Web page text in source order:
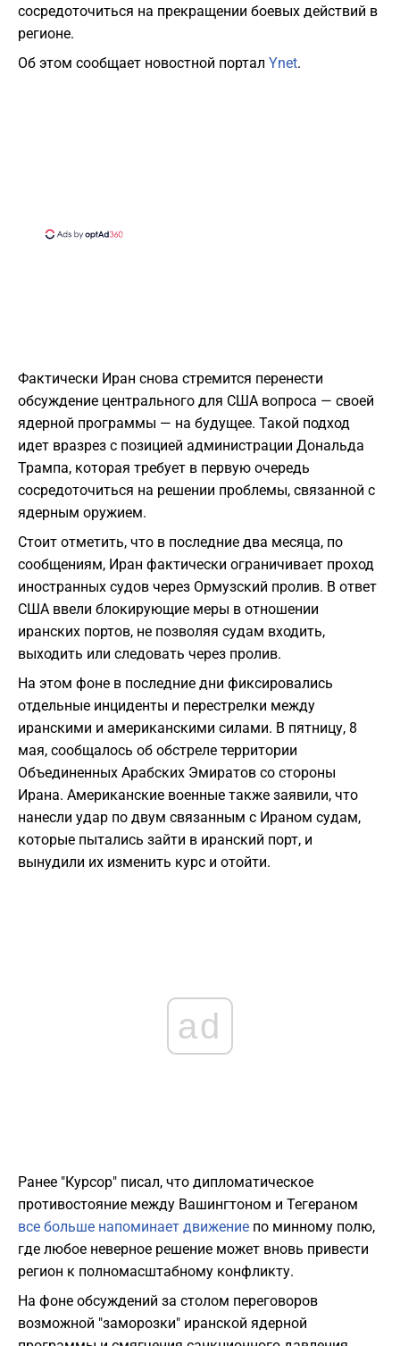
сосредоточиться на прекращении боевых действий в
регионе.
Об этом сообщает новостной портал Ynet.
Фактически Иран снова стремится перенести
обсуждение центрального для США вопроса — своей
ядерной программы — на будущее. Такой подход
идет вразрез с позицией администрации Дональда
Трампа, которая требует в первую очередь
сосредоточиться на решении проблемы, связанной с
ядерным оружием.
Стоит отметить, что в последние два месяца, по
сообщениям, Иран фактически ограничивает проход
иностранных судов через Ормузский пролив. В ответ
США ввели блокирующие меры в отношении
иранских портов, не позволяя судам входить,
выходить или следовать через пролив.
На этом фоне в последние дни фиксировались
отдельные инциденты и перестрелки между
иранскими и американскими силами. В пятницу, 8
мая, сообщалось об обстреле территории
Объединенных Арабских Эмиратов со стороны
Ирана. Американские военные также заявили, что
нанесли удар по двум связанным с Ираном судам,
которые пытались зайти в иранский порт, и
вынудили их изменить курс и отойти.
ad
Ранее "Курсор" писал, что дипломатическое
противостояние между Вашингтоном и Тегераном
все больше напоминает движение по минному полю,
где любое неверное решение может вновь привести
регион к полномасштабному конфликту.
На фоне обсуждений за столом переговоров
возможной "заморозки" иранской ядерной